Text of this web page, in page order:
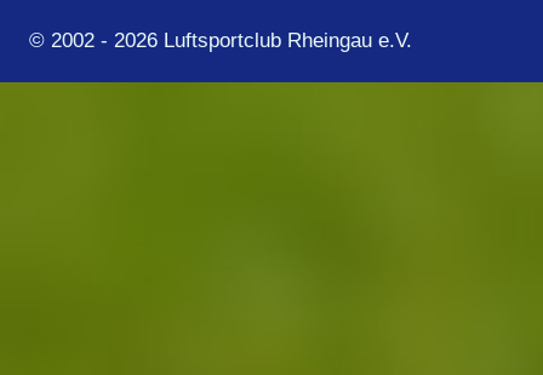
© 2002 - 2026 Luftsportclub Rheingau e.V.